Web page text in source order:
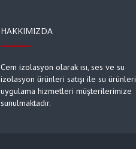
HAKKIMIZDA
Cem izolasyon olarak ısı, ses ve su
izolasyon ürünleri satışı ile su ürünleri
uygulama hizmetleri müşterilerimize
sunulmaktadır.